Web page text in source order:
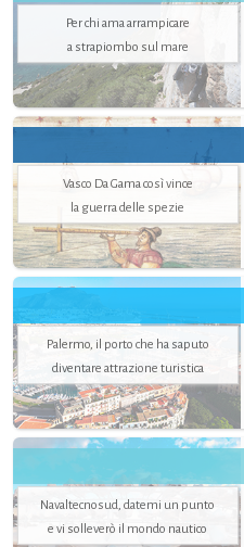
Per chi ama arrampicare
a strapiombo sul mare
Vasco Da Gama così vince
la guerra delle spezie
Palermo, il porto che ha saputo
diventare attrazione turistica
Navaltecnosud, datemi un punto
e vi solleverò il mondo nautico